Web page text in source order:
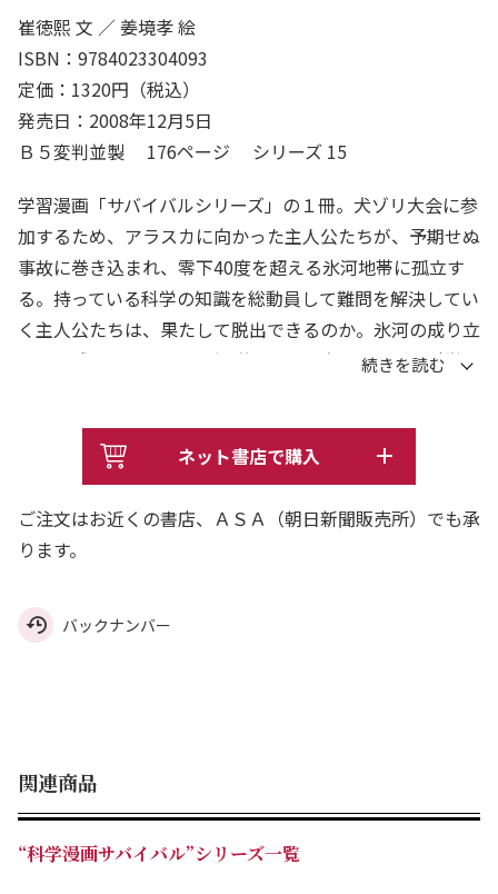
崔徳熙 文 ／ 姜境孝 絵
ISBN：9784023304093
定価：1320円（税込）
発売日：2008年12月5日
Ｂ５変判並製 176ページ シリーズ 15
学習漫画「サバイバルシリーズ」の１冊。犬ゾリ大会に参
加するため、アラスカに向かった主人公たちが、予期せぬ
事故に巻き込まれ、零下40度を超える氷河地帯に孤立す
る。持っている科学の知識を総動員して難問を解決してい
く主人公たちは、果たして脱出できるのか。氷河の成り立
ちや地球の仕組みなどの解説を交え、楽しみながら科学の
ネット書店で購入
ご注文はお近くの書店、ＡＳＡ（朝日新聞販売所）でも承
ります。
バックナンバー
関連商品
“科学漫画サバイバル”シリーズ一覧